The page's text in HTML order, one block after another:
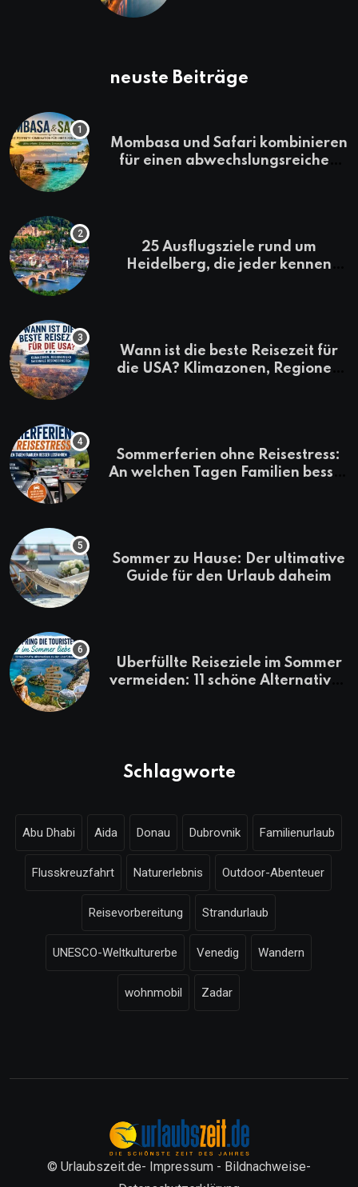
neuste Beiträge
Mombasa und Safari kombinieren
für einen abwechslungsreichen
25 Ausflugsziele rund um
Heidelberg, die jeder kennen
Wann ist die beste Reisezeit für
die USA? Klimazonen, Regionen
Sommerferien ohne Reisestress:
An welchen Tagen Familien besser
Sommer zu Hause: Der ultimative
Guide für den Urlaub daheim
Überfüllte Reiseziele im Sommer
vermeiden: 11 schöne Alternativen
Schlagworte
Abu Dhabi Aida Donau Dubrovnik Familienurlaub
Flusskreuzfahrt Naturerlebnis Outdoor-Abenteuer
Reisevorbereitung Strandurlaub
UNESCO-Weltkulturerbe Venedig Wandern
wohnmobil Zadar
© Urlaubszeit.de- Impressum - Bildnachweise-